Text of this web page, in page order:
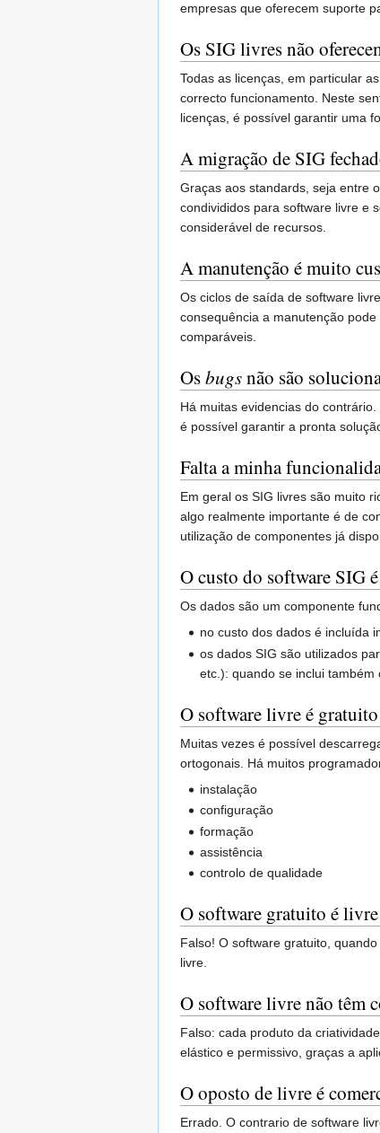
empresas que oferecem suporte
Os SIG livres não
Todas as licenças, em particular
correcto funcionamento. Neste
licenças, é possível garantir uma
A migração de SIG
Graças aos standards, seja entre
condivididos para software livre e
considerável de recursos.
A manutenção é muito
Os ciclos de saída de software
consequência a manutenção
comparáveis.
Osbugsnão são
Há muitas evidencias do
é possível garantir a pronta
Falta a minha
Em geral os SIG livres são muito
algo realmente importante é de
utilização de componentes já
O custo do software SIG
Os dados são um componente
no custo dos dados é incluída
os dados SIG são utilizados
etc.): quando se inclui
O software livre é gratuito
Muitas vezes é possível
ortogonais. Há muitos
instalação
configuração
formação
assistência
controlo de qualidade
O software gratuito é livre
Falso! O software gratuito,
livre.
O software livre não têm
Falso: cada produto da
elástico e permissivo, graças a
O oposto de livre é
Errado. O contrario de software